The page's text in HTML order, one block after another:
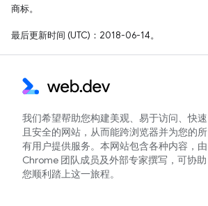
商标。
最后更新时间 (UTC)：2018-06-14。
我们希望帮助您构建美观、易于访问、快速
且安全的网站，从而能跨浏览器并为您的所
有用户提供服务。本网站包含各种内容，由
Chrome 团队成员及外部专家撰写，可协助
您顺利踏上这一旅程。